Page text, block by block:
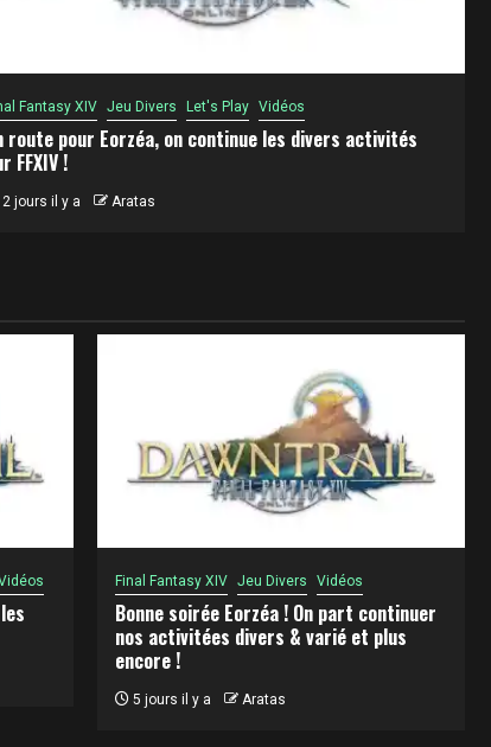
Fantasy XIV Jeu Divers Let's Play Vidéos
route pour Eorzéa, on continue les divers activités
FFXIV !
2 jours il y a Aratas
Final Fantasy XIV Jeu Divers Vidéos
Bonne soirée Eorzéa ! On part continuer
nos activitées divers & varié et plus
encore !
5 jours il y a Aratas